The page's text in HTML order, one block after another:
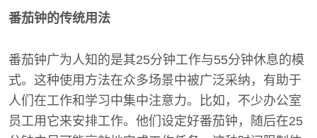
番茄钟的传统用法
番茄钟广为人知的是其25分钟工作与55分钟休息的模
式。这种使用方法在众多场景中被广泛采纳，有助于
人们在工作和学习中集中注意力。比如，不少办公室
员工用它来安排工作。他们设定好番茄钟，随后在25